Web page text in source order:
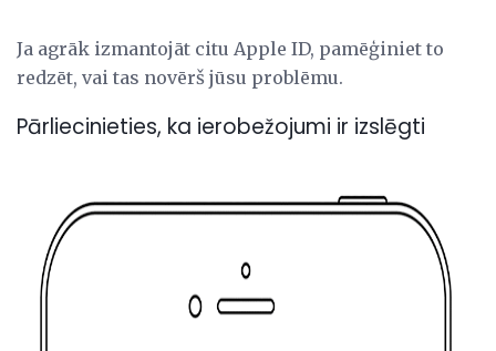
Ja agrāk izmantojāt citu Apple ID, pamēģiniet to
redzēt, vai tas novērš jūsu problēmu.
Pārliecinieties, ka ierobežojumi ir izslēgti